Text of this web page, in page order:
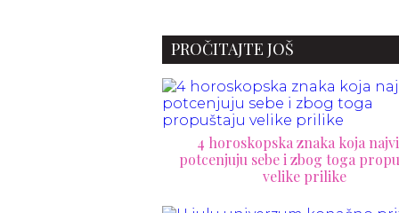
PROČITAJTE JOŠ
4 horoskopska znaka koja
potcenjuju sebe i zbog toga
velike prilike